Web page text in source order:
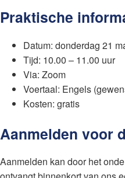
Praktische
Datum: donderdag 21
Tijd: 10.00 – 11.00 uur
Via: Zoom
Voertaal: Engels
Kosten: gratis
Aanmelden voor
Aanmelden kan door het